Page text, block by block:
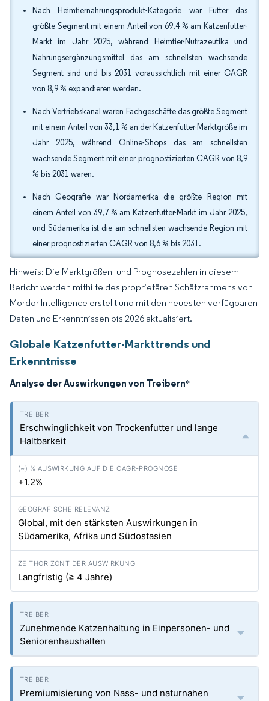
Nach Heimtiernahrungsprodukt-Kategorie war Futter das
größte Segment mit einem Anteil von 69,4 % am Katzenfutter-
Markt im Jahr 2025, während Heimtier-Nutrazeutika und
Nahrungsergänzungsmittel das am schnellsten wachsende
Segment sind und bis 2031 voraussichtlich mit einer CAGR
von 8,9 % expandieren werden.
Nach Vertriebskanal waren Fachgeschäfte das größte Segment
mit einem Anteil von 33,1 % an der Katzenfutter-Marktgröße im
Jahr 2025, während Online-Shops das am schnellsten
wachsende Segment mit einer prognostizierten CAGR von 8,9
% bis 2031 waren.
Nach Geografie war Nordamerika die größte Region mit
einem Anteil von 39,7 % am Katzenfutter-Markt im Jahr 2025,
und Südamerika ist die am schnellsten wachsende Region mit
einer prognostizierten CAGR von 8,6 % bis 2031.
Hinweis: Die Marktgrößen- und Prognosezahlen in diesem
Bericht werden mithilfe des proprietären Schätzrahmens von
Mordor Intelligence erstellt und mit den neuesten verfügbaren
Daten und Erkenntnissen bis 2026 aktualisiert.
Globale Katzenfutter-Markttrends und
Erkenntnisse
Analyse der Auswirkungen von Treibern*
Erschwinglichkeit von Trockenfutter und lange
Haltbarkeit
+1.2%
Global, mit den stärksten Auswirkungen in
Südamerika, Afrika und Südostasien
Langfristig (≥ 4 Jahre)
Zunehmende Katzenhaltung in Einpersonen- und
Seniorenhaushalten
Premiumisierung von Nass- und naturnahen